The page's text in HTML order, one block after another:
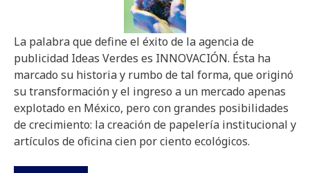
La palabra que define el éxito de la agencia de
publicidad Ideas Verdes es INNOVACIÓN. Ésta ha
marcado su historia y rumbo de tal forma, que originó
su transformación y el ingreso a un mercado apenas
explotado en México, pero con grandes posibilidades
de crecimiento: la creación de papelería institucional y
artículos de oficina cien por ciento ecológicos.